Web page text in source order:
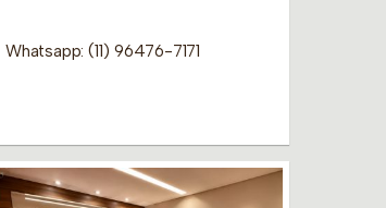
Whatsapp: (11) 96476-7171